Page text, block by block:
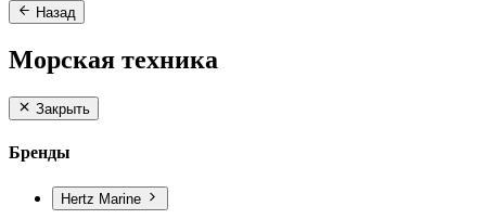
Назад
Морская техника
Закрыть
Бренды
Hertz Marine